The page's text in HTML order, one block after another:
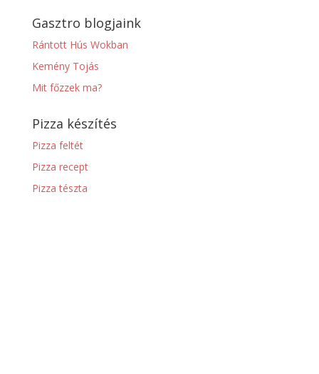
Gasztro blogjaink
Rántott Hús Wokban
Kemény Tojás
Mit főzzek ma?
Pizza készítés
Pizza feltét
Pizza recept
Pizza tészta